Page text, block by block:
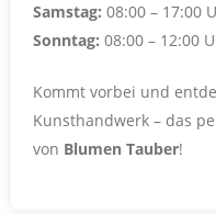
Samstag: 08:00 – 17:00
Sonntag: 08:00 – 12:00
Kommt vorbei und
Kunsthandwerk – das
von Blumen Tauber!